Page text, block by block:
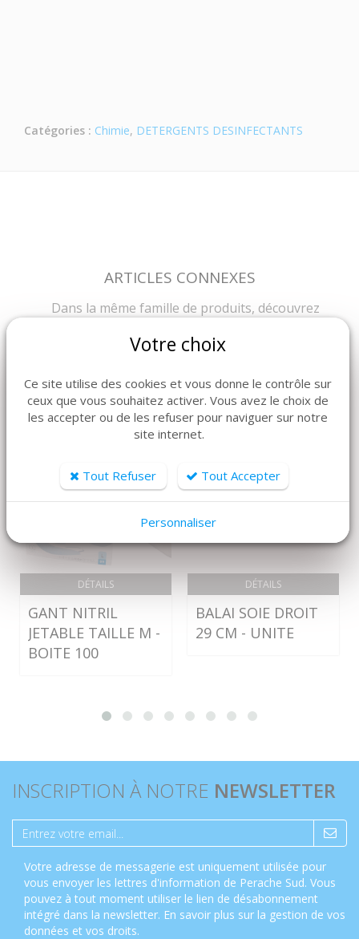
Catégories : Chimie, DETERGENTS DESINFECTANTS
ARTICLES CONNEXES
Dans la même famille de produits, découvrez
DÉTAILS
GANT NITRIL
JETABLE TAILLE M -
BOITE 100
DÉTAILS
BALAI SOIE DROIT
29 CM - UNITE
INSCRIPTION À NOTRE NEWSLETTER
Votre adresse de messagerie est uniquement utilisée pour
vous envoyer les lettres d'information de Perache Sud. Vous
pouvez à tout moment utiliser le lien de désabonnement
intégré dans la newsletter. En savoir plus sur la gestion de vos
données et vos droits.
Votre choix
Ce site utilise des cookies et vous donne le contrôle sur
ceux que vous souhaitez activer. Vous avez le choix de
les accepter ou de les refuser pour naviguer sur notre
site internet.
Tout Refuser Tout Accepter
Personnaliser